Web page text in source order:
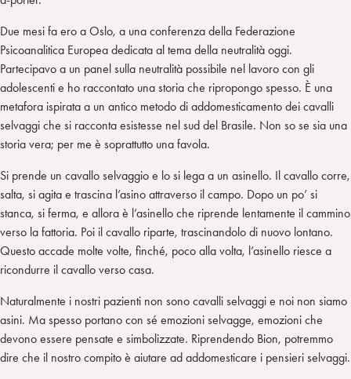
Due mesi fa ero a Oslo, a una conferenza della Federazione
Psicoanalitica Europea dedicata al tema della neutralità oggi.
Partecipavo a un panel sulla neutralità possibile nel lavoro con gli
adolescenti e ho raccontato una storia che ripropongo spesso. È una
metafora ispirata a un antico metodo di addomesticamento dei cavalli
selvaggi che si racconta esistesse nel sud del Brasile. Non so se sia una
storia vera; per me è soprattutto una favola.
Si prende un cavallo selvaggio e lo si lega a un asinello. Il cavallo corre,
salta, si agita e trascina l’asino attraverso il campo. Dopo un po’ si
stanca, si ferma, e allora è l’asinello che riprende lentamente il cammino
verso la fattoria. Poi il cavallo riparte, trascinandolo di nuovo lontano.
Questo accade molte volte, finché, poco alla volta, l’asinello riesce a
ricondurre il cavallo verso casa.
Naturalmente i nostri pazienti non sono cavalli selvaggi e noi non siamo
asini. Ma spesso portano con sé emozioni selvagge, emozioni che
devono essere pensate e simbolizzate. Riprendendo Bion, potremmo
dire che il nostro compito è aiutare ad addomesticare i pensieri selvaggi.